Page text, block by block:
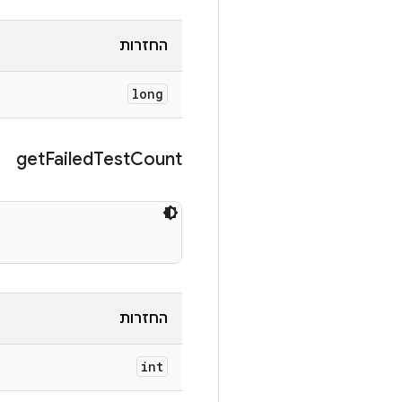
החזרות
long
getFailedTestCount
החזרות
int